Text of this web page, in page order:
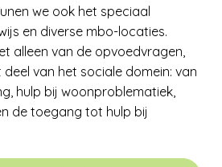
we ook het speciaal
en diverse mbo-locaties.
alleen van de opvoedvragen,
van het sociale domein: van
hulp bij woonproblematiek,
de toegang tot hulp bij